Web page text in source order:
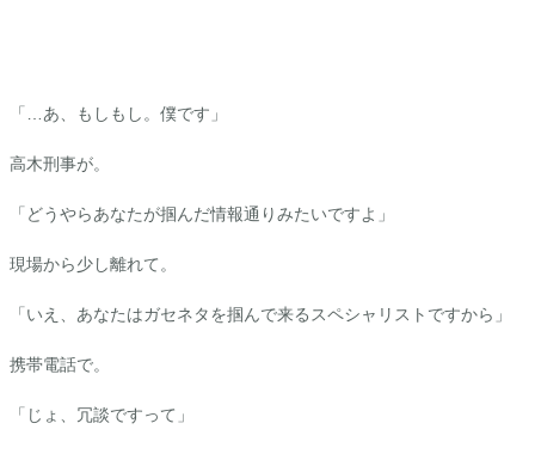
「…あ、もしもし。僕です」
高木刑事が。
「どうやらあなたが掴んだ情報通りみたいですよ」
現場から少し離れて。
「いえ、あなたはガセネタを掴んで来るスペシャリストですから」
携帯電話で。
「じょ、冗談ですって」